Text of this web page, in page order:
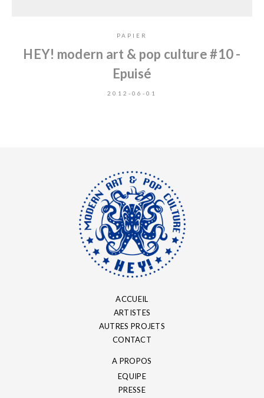
PAPIER
HEY! modern art & pop culture #10 -
Epuisé
2012-06-01
ACCUEIL
ARTISTES
AUTRES PROJETS
CONTACT
A PROPOS
EQUIPE
PRESSE